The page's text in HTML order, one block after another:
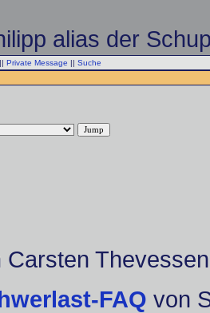
alias der
|| Private Message || Suche
Carsten Thevessen
FAQ von